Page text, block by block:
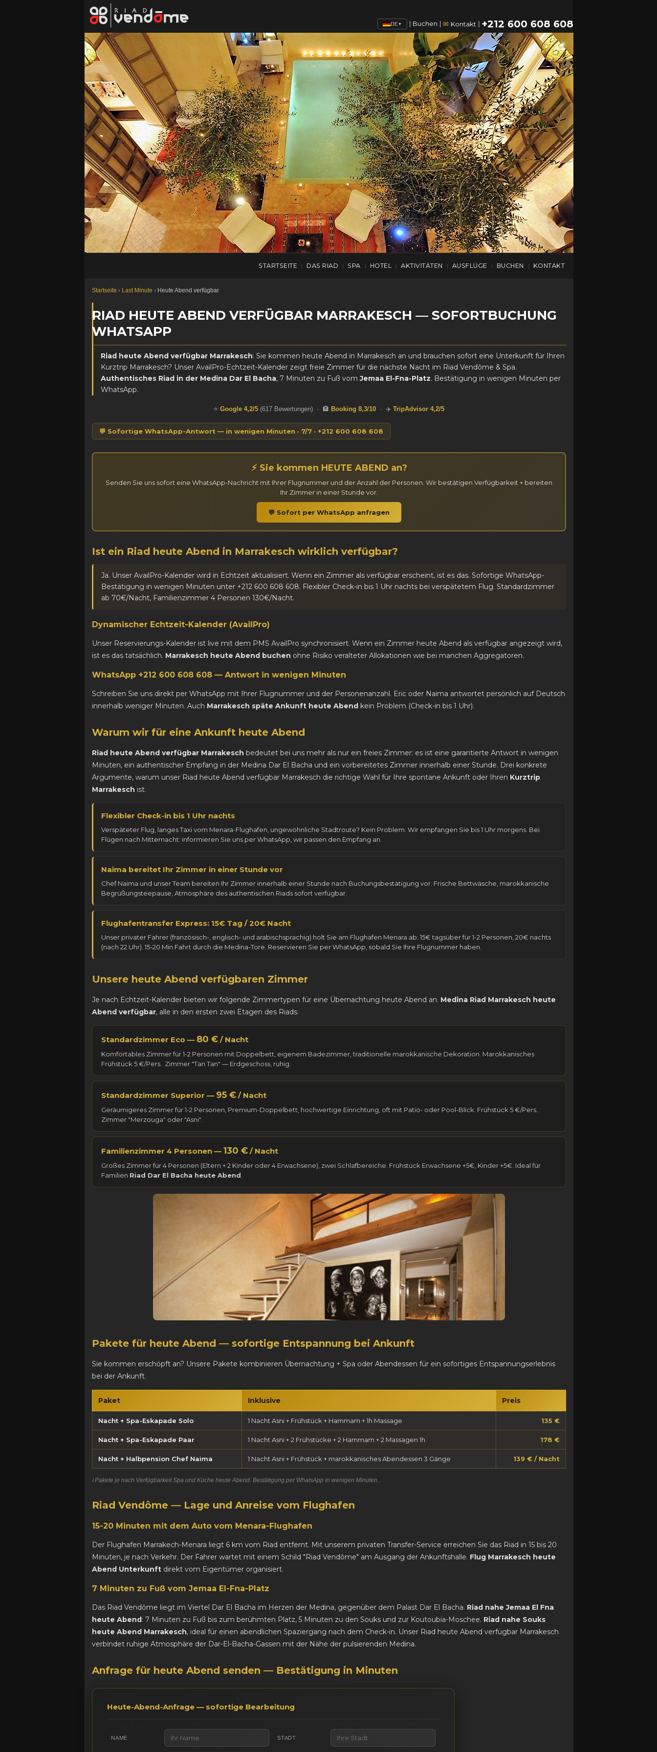
DE ▼ Buchen ✉ Kontakt +212 600 608 608
STARTSEITE
| DAS RIAD | SPA | HOTEL | AKTIVITÄTEN | AUSFLÜGE | BUCHEN | KONTAKT
Startseite › Last Minute › Heute Abend verfügbar
RIAD HEUTE ABEND VERFÜGBAR MARRAKESCH — SOFORTBUCHUNG
WHATSAPP
Riad heute Abend verfügbar Marrakesch: Sie kommen heute Abend in Marrakesch an und brauchen sofort eine Unterkunft für Ihren
Kurztrip Marrakesch? Unser AvailPro-Echtzeit-Kalender zeigt freie Zimmer für die nächste Nacht im Riad Vendôme & Spa.
Authentisches Riad in der Medina Dar El Bacha, 7 Minuten zu Fuß vomJemaa El-Fna-Platz. Bestätigung in wenigen Minuten per
WhatsApp.
⭐ Google 4,2/5 (617 Bewertungen) · 🏨 Booking 8,3/10 · ✈️ TripAdvisor 4,2/5
💬 Sofortige WhatsApp-Antwort — in wenigen Minuten · 7/7 · +212 600 608 608
⚡ Sie kommen HEUTE ABEND an?
Senden Sie uns sofort eine WhatsApp-Nachricht mit Ihrer Flugnummer und der Anzahl der Personen. Wir bestätigen Verfügbarkeit + bereiten
Ihr Zimmer in einer Stunde vor.
💬 Sofort per WhatsApp anfragen
Ist ein Riad heute Abend in Marrakesch wirklich verfügbar?
Ja. Unser AvailPro-Kalender wird in Echtzeit aktualisiert. Wenn ein Zimmer als verfügbar erscheint, ist es das. Sofortige WhatsApp-
Bestätigung in wenigen Minuten unter +212 600 608 608. Flexibler Check-in bis 1 Uhr nachts bei verspätetem Flug. Standardzimmer
ab 70€/Nacht, Familienzimmer 4 Personen 130€/Nacht.
Dynamischer Echtzeit-Kalender (AvailPro)
Unser Reservierungs-Kalender ist live mit dem PMS AvailPro synchronisiert. Wenn ein Zimmer heute Abend als verfügbar angezeigt wird,
ist es das tatsächlich. Marrakesch heute Abend buchen ohne Risiko veralteter Allokationen wie bei manchen Aggregatoren.
WhatsApp +212 600 608 608 — Antwort in wenigen Minuten
Schreiben Sie uns direkt per WhatsApp mit Ihrer Flugnummer und der Personenanzahl. Eric oder Naima antwortet persönlich auf Deutsch
innerhalb weniger Minuten. Auch Marrakesch späte Ankunft heute Abend kein Problem (Check-in bis 1 Uhr).
Warum wir für eine Ankunft heute Abend
Riad heute Abend verfügbar Marrakesch bedeutet bei uns mehr als nur ein freies Zimmer: es ist eine garantierte Antwort in wenigen
Minuten, ein authentischer Empfang in der Medina Dar El Bacha und ein vorbereitetes Zimmer innerhalb einer Stunde. Drei konkrete
Argumente, warum unser Riad heute Abend verfügbar Marrakesch die richtige Wahl für Ihre spontane Ankunft oder Ihren Kurztrip
Marrakesch ist.
Flexibler Check-in bis 1 Uhr nachts
Verspäteter Flug, langes Taxi vom Menara-Flughafen, ungewöhnliche Stadtroute? Kein Problem. Wir empfangen Sie bis 1 Uhr morgens. Bei
Flügen nach Mitternacht: informieren Sie uns per WhatsApp, wir passen den Empfang an.
Naima bereitet Ihr Zimmer in einer Stunde vor
Chef Naima und unser Team bereiten Ihr Zimmer innerhalb einer Stunde nach Buchungsbestätigung vor. Frische Bettwäsche, marokkanische
Begrüßungsteepause, Atmosphäre des authentischen Riads sofort verfügbar.
Flughafentransfer Express: 15€ Tag / 20€ Nacht
Unser privater Fahrer (französisch-, englisch- und arabischsprachig) holt Sie am Flughafen Menara ab: 15€ tagsüber für 1-2 Personen, 20€ nachts
(nach 22 Uhr). 15-20 Min Fahrt durch die Medina-Tore. Reservieren Sie per WhatsApp, sobald Sie Ihre Flugnummer haben.
Unsere heute Abend verfügbaren Zimmer
Je nach Echtzeit-Kalender bieten wir folgende Zimmertypen für eine Übernachtung heute Abend an. Medina Riad Marrakesch heute
Abend verfügbar, alle in den ersten zwei Etagen des Riads.
Standardzimmer Eco — 80 € / Nacht
Komfortables Zimmer für 1-2 Personen mit Doppelbett, eigenem Badezimmer, traditionelle marokkanische Dekoration. Marokkanisches
Frühstück 5 €/Pers.. Zimmer "Tan Tan" — Erdgeschoss, ruhig.
Standardzimmer Superior — 95 € / Nacht
Geräumigeres Zimmer für 1-2 Personen, Premium-Doppelbett, hochwertige Einrichtung, oft mit Patio- oder Pool-Blick. Frühstück 5 €/Pers..
Zimmer "Merzouga" oder "Asni".
Familienzimmer 4 Personen — 130 € / Nacht
Großes Zimmer für 4 Personen (Eltern + 2 Kinder oder 4 Erwachsene), zwei Schlafbereiche. Frühstück Erwachsene +5€, Kinder +5€. Ideal für
Familien Riad Dar El Bacha heute Abend.
Pakete für heute Abend — sofortige Entspannung bei Ankunft
Sie kommen erschöpft an? Unsere Pakete kombinieren Übernachtung + Spa oder Abendessen für ein sofortiges Entspannungserlebnis
bei der Ankunft.
Paket Inklusive Preis
Nacht + Spa-Eskapade Solo 1 Nacht Asni + Frühstück + Hammam + 1h Massage 135 €
Nacht + Spa-Eskapade Paar 1 Nacht Asni + 2 Frühstücke + 2 Hammam + 2 Massagen 1h 178 €
Nacht + Halbpension Chef Naima 1 Nacht Asni + Frühstück + marokkanisches Abendessen 3 Gänge 139 € / Nacht
ℹ️ Pakete je nach Verfügbarkeit Spa und Küche heute Abend. Bestätigung per WhatsApp in wenigen Minuten.
Riad Vendôme — Lage und Anreise vom Flughafen
15-20 Minuten mit dem Auto vom Menara-Flughafen
Der Flughafen Marrakech-Menara liegt 6 km vom Riad entfernt. Mit unserem privaten Transfer-Service erreichen Sie das Riad in 15 bis 20
Minuten, je nach Verkehr. Der Fahrer wartet mit einem Schild "Riad Vendôme" am Ausgang der Ankunftshalle. Flug Marrakesch heute
Abend Unterkunft direkt vom Eigentümer organisiert.
7 Minuten zu Fuß vom Jemaa El-Fna-Platz
Das Riad Vendôme liegt im Viertel Dar El Bacha im Herzen der Medina, gegenüber dem Palast Dar El Bacha. Riad nahe Jemaa El Fna
heute Abend : 7 Minuten zu Fuß bis zum berühmten Platz, 5 Minuten zu den Souks und zur Koutoubia-Moschee. Riad nahe Souks
heute Abend Marrakesch, ideal für einen abendlichen Spaziergang nach dem Check-in. Unser Riad heute Abend verfügbar Marrakesch
verbindet ruhige Atmosphäre der Dar-El-Bacha-Gassen mit der Nähe der pulsierenden Medina.
Anfrage für heute Abend senden — Bestätigung in Minuten
Heute-Abend-Anfrage — sofortige Bearbeitung
NAME STADT